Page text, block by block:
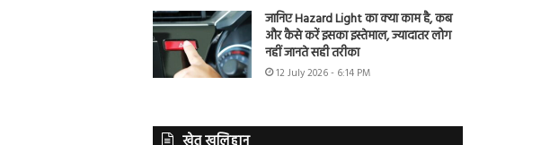
जानिए Hazard Light का क्या काम है, कब
और कैसे करें इसका इस्तेमाल, ज्यादातर लोग
नहीं जानते सही तरीका
12 July 2026 - 6:14 PM